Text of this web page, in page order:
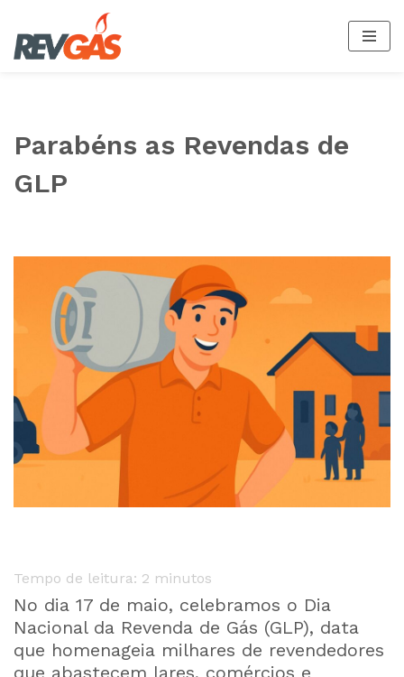
Pular
Parabéns as Revendas de
GLP
Tempo de leitura: 2 minutos
No dia 17 de maio, celebramos o Dia
Nacional da Revenda de Gás (GLP), data
que homenageia milhares de revendedores